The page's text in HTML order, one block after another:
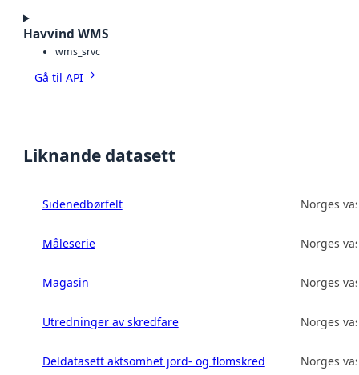
Havvind WMS
wms_srvc
Gå til API
Liknande datasett
Sidenedbørfelt Norges
Måleserie Norges
Magasin Norges
Utredninger av skredfare Norges
Deldatasett aktsomhet jord- og flomskred Norges